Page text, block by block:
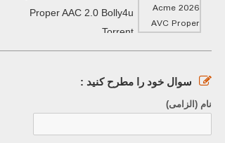
Proper AAC 2.0 Bolly4u
Torrent
سوال خود را مطرح کنید :
نام (الزامی)